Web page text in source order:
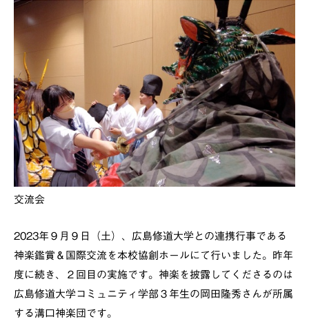
交流会
2023年９月９日（土）、広島修道大学との連携行事である
神楽鑑賞＆国際交流を本校協創ホールにて行いました。昨年
度に続き、２回目の実施です。神楽を披露してくださるのは
広島修道大学コミュニティ学部３年生の岡田隆秀さんが所属
する溝口神楽団です。